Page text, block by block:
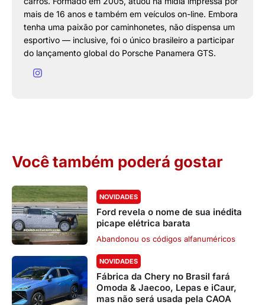
mais de 16 anos e também em veículos on-line. Embora
tenha uma paixão por caminhonetes, não dispensa um
esportivo — inclusive, foi o único brasileiro a participar
do lançamento global do Porsche Panamera GTS.
Você também poderá gostar
NOVIDADES
Ford revela o nome de sua inédita
picape elétrica barata
Abandonou os códigos alfanuméricos
NOVIDADES
Fábrica da Chery no Brasil fará
Omoda & Jaecoo, Lepas e iCaur,
mas não será usada pela CAOA